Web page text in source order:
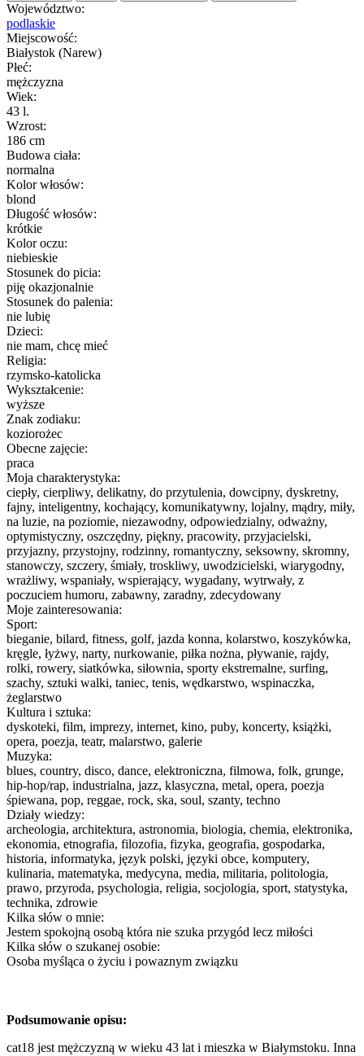
Województwo:
podlaskie
Miejscowość:
Białystok (Narew)
Płeć:
mężczyzna
Wiek:
43 l.
Wzrost:
186 cm
Budowa ciała:
normalna
Kolor włosów:
blond
Długość włosów:
krótkie
Kolor oczu:
niebieskie
Stosunek do picia:
piję okazjonalnie
Stosunek do palenia:
nie lubię
Dzieci:
nie mam, chcę mieć
Religia:
rzymsko-katolicka
Wykształcenie:
wyższe
Znak zodiaku:
koziorożec
Obecne zajęcie:
praca
Moja charakterystyka:
ciepły, cierpliwy, delikatny, do przytulenia, dowcipny, dyskretny,
fajny, inteligentny, kochający, komunikatywny, lojalny, mądry, miły,
na luzie, na poziomie, niezawodny, odpowiedzialny, odważny,
optymistyczny, oszczędny, piękny, pracowity, przyjacielski,
przyjazny, przystojny, rodzinny, romantyczny, seksowny, skromny,
stanowczy, szczery, śmiały, troskliwy, uwodzicielski, wiarygodny,
wrażliwy, wspaniały, wspierający, wygadany, wytrwały, z
poczuciem humoru, zabawny, zaradny, zdecydowany
Moje zainteresowania:
Sport:
bieganie, bilard, fitness, golf, jazda konna, kolarstwo, koszykówka,
kręgle, łyżwy, narty, nurkowanie, piłka nożna, pływanie, rajdy,
rolki, rowery, siatkówka, siłownia, sporty ekstremalne, surfing,
szachy, sztuki walki, taniec, tenis, wędkarstwo, wspinaczka,
żeglarstwo
Kultura i sztuka:
dyskoteki, film, imprezy, internet, kino, puby, koncerty, książki,
opera, poezja, teatr, malarstwo, galerie
Muzyka:
blues, country, disco, dance, elektroniczna, filmowa, folk, grunge,
hip-hop/rap, industrialna, jazz, klasyczna, metal, opera, poezja
śpiewana, pop, reggae, rock, ska, soul, szanty, techno
Działy wiedzy:
archeologia, architektura, astronomia, biologia, chemia, elektronika,
ekonomia, etnografia, filozofia, fizyka, geografia, gospodarka,
historia, informatyka, język polski, języki obce, komputery,
kulinaria, matematyka, medycyna, media, militaria, politologia,
prawo, przyroda, psychologia, religia, socjologia, sport, statystyka,
technika, zdrowie
Kilka słów o mnie:
Jestem spokojną osobą która nie szuka przygód lecz miłości
Kilka słów o szukanej osobie:
Osoba myśląca o życiu i powaznym związku
Podsumowanie opisu:
cat18 jest mężczyzną w wieku 43 lat i mieszka w Białymstoku. Inna